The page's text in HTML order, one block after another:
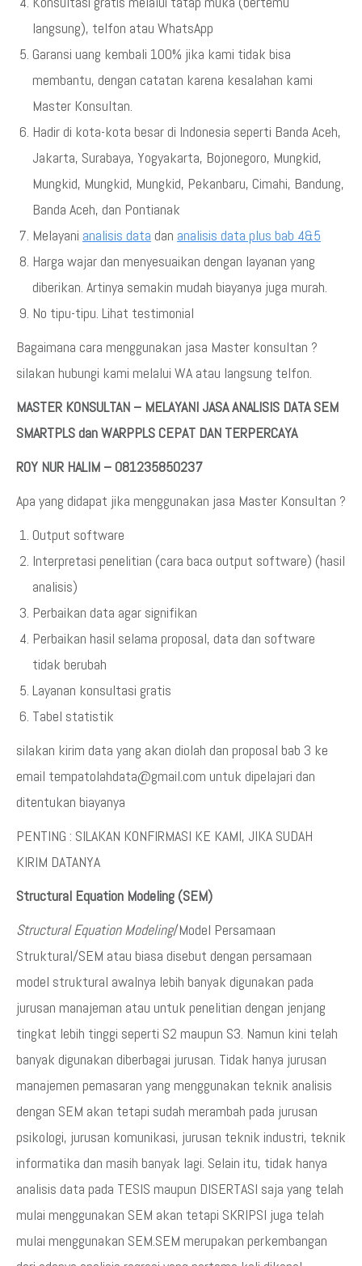
langsung), telfon atau WhatsApp
Garansi uang kembali 100% jika kami tidak bisa
membantu, dengan catatan karena kesalahan kami
Master Konsultan.
Hadir di kota-kota besar di Indonesia seperti Banda Aceh,
Jakarta, Surabaya, Yogyakarta, Bojonegoro, Mungkid,
Mungkid, Mungkid, Mungkid, Pekanbaru, Cimahi, Bandung,
Banda Aceh, dan Pontianak
Melayani analisis data dan analisis data plus bab 4&5
Harga wajar dan menyesuaikan dengan layanan yang
diberikan. Artinya semakin mudah biayanya juga murah.
No tipu-tipu. Lihat testimonial
Bagaimana cara menggunakan jasa Master konsultan ?
silakan hubungi kami melalui WA atau langsung telfon.
MASTER KONSULTAN – MELAYANI JASA ANALISIS DATA SEM
SMARTPLS dan WARPPLS CEPAT DAN TERPERCAYA
ROY NUR HALIM – 081235850237
Apa yang didapat jika menggunakan jasa Master Konsultan ?
Output software
Interpretasi penelitian (cara baca output software) (hasil
analisis)
Perbaikan data agar signifikan
Perbaikan hasil selama proposal, data dan software
tidak berubah
Layanan konsultasi gratis
Tabel statistik
silakan kirim data yang akan diolah dan proposal bab 3 ke
email tempatolahdata@gmail.com untuk dipelajari dan
ditentukan biayanya
PENTING : SILAKAN KONFIRMASI KE KAMI, JIKA SUDAH
KIRIM DATANYA
Structural Equation Modeling (SEM)
Structural Equation Modeling/Model Persamaan
Struktural/SEM atau biasa disebut dengan persamaan
model struktural awalnya lebih banyak digunakan pada
jurusan manajeman atau untuk penelitian dengan jenjang
tingkat lebih tinggi seperti S2 maupun S3. Namun kini telah
banyak digunakan diberbagai jurusan. Tidak hanya jurusan
manajemen pemasaran yang menggunakan teknik analisis
dengan SEM akan tetapi sudah merambah pada jurusan
psikologi, jurusan komunikasi, jurusan teknik industri, teknik
informatika dan masih banyak lagi. Selain itu, tidak hanya
analisis data pada TESIS maupun DISERTASI saja yang telah
mulai menggunakan SEM akan tetapi SKRIPSI juga telah
mulai menggunakan SEM.SEM merupakan perkembangan